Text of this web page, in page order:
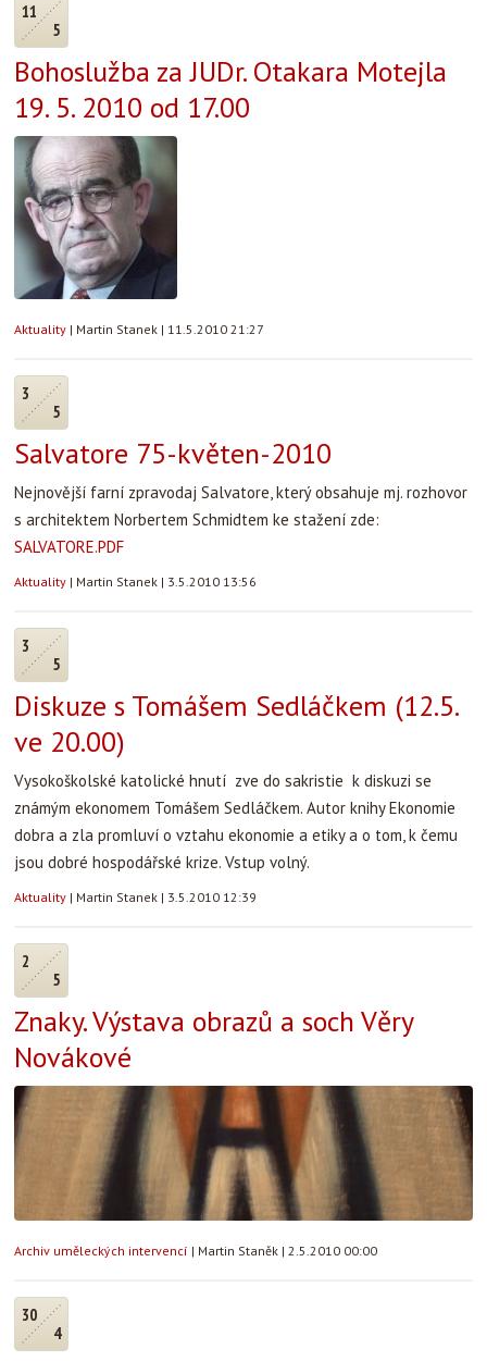
11
5
Bohoslužba za JUDr. Otakara Motejla
19. 5. 2010 od 17.00
Aktuality | Martin Stanek | 11.5.2010 21:27
3
5
Salvatore 75-květen-2010
Nejnovější farní zpravodaj Salvatore, který obsahuje mj. rozhovor
s architektem Norbertem Schmidtem ke stažení zde:
SALVATORE.PDF
Aktuality | Martin Stanek | 3.5.2010 13:56
3
5
Diskuze s Tomášem Sedláčkem (12.5.
ve 20.00)
Vysokoškolské katolické hnutí zve do sakristie k diskuzi se
známým ekonomem Tomášem Sedláčkem. Autor knihy Ekonomie
dobra a zla promluví o vztahu ekonomie a etiky a o tom, k čemu
jsou dobré hospodářské krize. Vstup volný.
Aktuality | Martin Stanek | 3.5.2010 12:39
2
5
Znaky. Výstava obrazů a soch Věry
Novákové
Archiv uměleckých intervencí | Martin Staněk | 2.5.2010 00:00
30
4